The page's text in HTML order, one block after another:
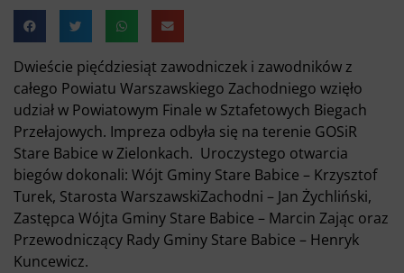
Dwieście pięćdziesiąt zawodniczek i zawodników z
całego Powiatu Warszawskiego Zachodniego wzięło
udział w Powiatowym Finale w Sztafetowych Biegach
Przełajowych. Impreza odbyła się na terenie GOSiR
Stare Babice w Zielonkach. Uroczystego otwarcia
biegów dokonali: Wójt Gminy Stare Babice – Krzysztof
Turek, Starosta WarszawskiZachodni – Jan Żychliński,
Zastępca Wójta Gminy Stare Babice – Marcin Zając oraz
Przewodniczący Rady Gminy Stare Babice – Henryk
Kuncewicz.